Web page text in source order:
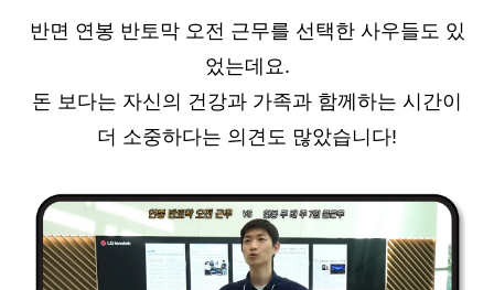
반면 연봉 반토막 오전 근무를 선택한 사우들도 있
었는데요.
돈 보다는 자신의 건강과 가족과 함께하는 시간이
더 소중하다는 의견도 많았습니다!